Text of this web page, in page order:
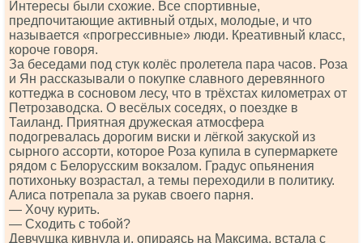
Интересы были схожие. Все спортивные,
предпочитающие активный отдых, молодые, и что
называется «прогрессивные» люди. Креативный класс,
короче говоря.
За беседами под стук колёс пролетела пара часов. Роза
и Ян рассказывали о покупке славного деревянного
коттеджа в сосновом лесу, что в трёхстах километрах от
Петрозаводска. О весёлых соседях, о поездке в
Таиланд. Приятная дружеская атмосфера
подогревалась дорогим виски и лёгкой закуской из
сырного ассорти, которое Роза купила в супермаркете
рядом с Белорусским вокзалом. Градус опьянения
потихоньку возрастал, а темы переходили в политику.
Алиса потрепала за рукав своего парня.
— Хочу курить.
— Сходить с тобой?
Девчушка кивнула и, опираясь на Максима, встала с